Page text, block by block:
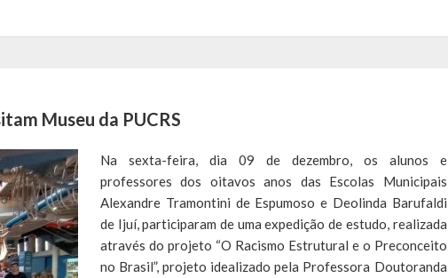
Museu da PUCRS
Na sexta-feira, dia 09 de dezembro, os alunos e
professores dos oitavos anos das Escolas Municipais
Alexandre Tramontini de Espumoso e Deolinda Barufaldi
de Ijuí, participaram de uma expedição de estudo, realizada
através do projeto “O Racismo Estrutural e o Preconceito
no Brasil”, projeto idealizado pela Professora Doutoranda